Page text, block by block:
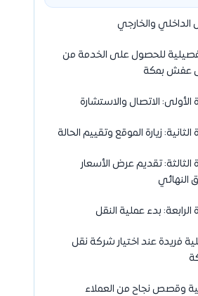
للحصول على الخدمة من
عفش بمكة
الأولى: الاتصال والاستشارة
زيارة الموقع وتقييم الحالة
الثالثة: تقديم عرض الأسعار
النهائي
الرابعة: بدء عملية النقل
فريدة عند اختيار شركة نقل
وقصص نجاح من العملاء